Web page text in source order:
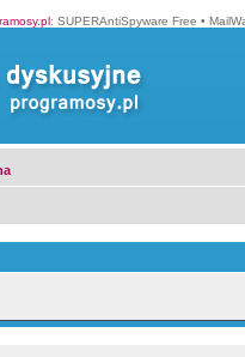
: SUPERAntiSpyware Free •